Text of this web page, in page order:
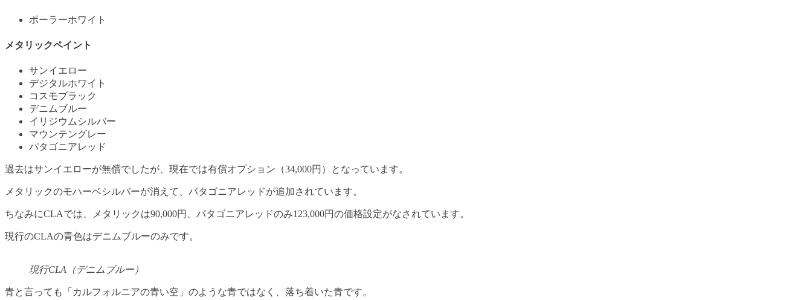
ポーラーホワイト
メタリックペイント
サンイエロー
デジタルホワイト
コスモブラック
デニムブルー
イリジウムシルバー
マウンテングレー
パタゴニアレッド
過去はサンイエローが無償でしたが、現在では有償オプション（34,000円）となっています。
メタリックのモハーベシルバーが消えて、パタゴニアレッドが追加されています。
ちなみにCLAでは、メタリックは90,000円、パタゴニアレッドのみ123,000円の価格設定がなされています。
現行のCLAの青色はデニムブルーのみです。
現行CLA（デニムブルー）
青と言っても「カルフォルニアの青い空」のような青ではなく、落ち着いた青です。